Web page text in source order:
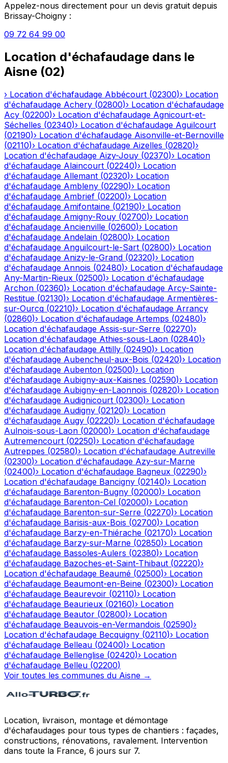
Appelez-nous directement pour un devis gratuit depuis
Brissay-Choigny :
09 72 64 99 00
Location d'échafaudage dans le
Aisne (02)
› Location d'échafaudage Abbécourt (02300)› Location
d'échafaudage Achery (02800)› Location d'échafaudage
Acy (02200)› Location d'échafaudage Agnicourt-et-
Séchelles (02340)› Location d'échafaudage Aguilcourt
(02190)› Location d'échafaudage Aisonville-et-Bernoville
(02110)› Location d'échafaudage Aizelles (02820)›
Location d'échafaudage Aizy-Jouy (02370)› Location
d'échafaudage Alaincourt (02240)› Location
d'échafaudage Allemant (02320)› Location
d'échafaudage Ambleny (02290)› Location
d'échafaudage Ambrief (02200)› Location
d'échafaudage Amifontaine (02190)› Location
d'échafaudage Amigny-Rouy (02700)› Location
d'échafaudage Ancienville (02600)› Location
d'échafaudage Andelain (02800)› Location
d'échafaudage Anguilcourt-le-Sart (02800)› Location
d'échafaudage Anizy-le-Grand (02320)› Location
d'échafaudage Annois (02480)› Location d'échafaudage
Any-Martin-Rieux (02500)› Location d'échafaudage
Archon (02360)› Location d'échafaudage Arcy-Sainte-
Restitue (02130)› Location d'échafaudage Armentières-
sur-Ourcq (02210)› Location d'échafaudage Arrancy
(02860)› Location d'échafaudage Artemps (02480)›
Location d'échafaudage Assis-sur-Serre (02270)›
Location d'échafaudage Athies-sous-Laon (02840)›
Location d'échafaudage Attilly (02490)› Location
d'échafaudage Aubencheul-aux-Bois (02420)› Location
d'échafaudage Aubenton (02500)› Location
d'échafaudage Aubigny-aux-Kaisnes (02590)› Location
d'échafaudage Aubigny-en-Laonnois (02820)› Location
d'échafaudage Audignicourt (02300)› Location
d'échafaudage Audigny (02120)› Location
d'échafaudage Augy (02220)› Location d'échafaudage
Aulnois-sous-Laon (02000)› Location d'échafaudage
Autremencourt (02250)› Location d'échafaudage
Autreppes (02580)› Location d'échafaudage Autreville
(02300)› Location d'échafaudage Azy-sur-Marne
(02400)› Location d'échafaudage Bagneux (02290)›
Location d'échafaudage Bancigny (02140)› Location
d'échafaudage Barenton-Bugny (02000)› Location
d'échafaudage Barenton-Cel (02000)› Location
d'échafaudage Barenton-sur-Serre (02270)› Location
d'échafaudage Barisis-aux-Bois (02700)› Location
d'échafaudage Barzy-en-Thiérache (02170)› Location
d'échafaudage Barzy-sur-Marne (02850)› Location
d'échafaudage Bassoles-Aulers (02380)› Location
d'échafaudage Bazoches-et-Saint-Thibaut (02220)›
Location d'échafaudage Beaumé (02500)› Location
d'échafaudage Beaumont-en-Beine (02300)› Location
d'échafaudage Beaurevoir (02110)› Location
d'échafaudage Beaurieux (02160)› Location
d'échafaudage Beautor (02800)› Location
d'échafaudage Beauvois-en-Vermandois (02590)›
Location d'échafaudage Becquigny (02110)› Location
d'échafaudage Belleau (02400)› Location
d'échafaudage Bellenglise (02420)› Location
d'échafaudage Belleu (02200)
Voir toutes les communes du Aisne →
Location, livraison, montage et démontage
d'échafaudages pour tous types de chantiers : façades,
constructions, rénovations, ravalement. Intervention
dans toute la France, 6 jours sur 7.